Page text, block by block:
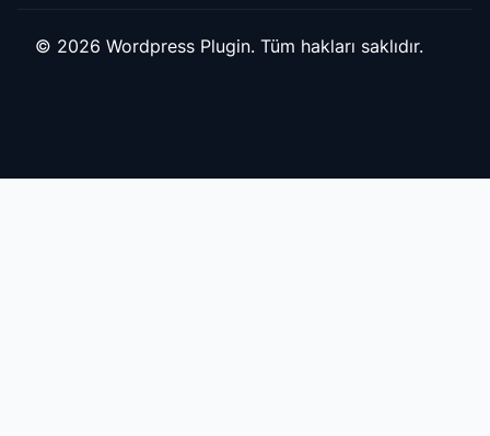
© 2026 Wordpress Plugin. Tüm hakları saklıdır.